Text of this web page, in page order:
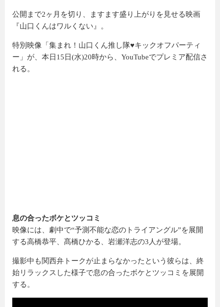
公開まで2ヶ月を切り、ますます盛り上がりを見せる映画
『山口くんはワルくない』。
特別映像「集まれ！山口くん推し隊♥キックオフパーティ
ー」が、本日15日(水)20時から、YouTubeでプレミア配信さ
れる。
息の合ったボケとツッコミ
映像には、劇中で“予測不能な恋のトライアングル”を展開
する高橋恭平、髙橋ひかる、岩瀬洋志の3人が登場。
撮影中も関西弁トークが止まらなかったという彼らは、終
始リラックスした様子で息の合ったボケとツッコミを展開
する。